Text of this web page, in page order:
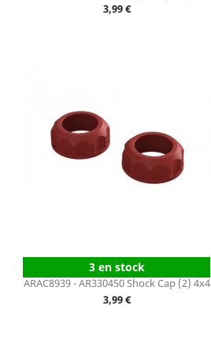
Prix
3,99 €
3 en stock
ARAC8939 - AR330450 Shock Cap (2) 4x4
Prix
3,99 €